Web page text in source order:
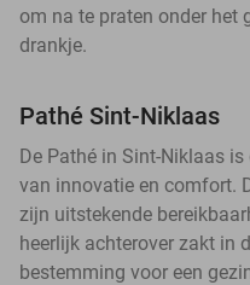
om na te praten onder het
drankje.
Pathé Sint-Niklaas
De Pathé in Sint-Niklaas
van innovatie en comfort.
zijn uitstekende
heerlijk achterover zakt in
bestemming voor een